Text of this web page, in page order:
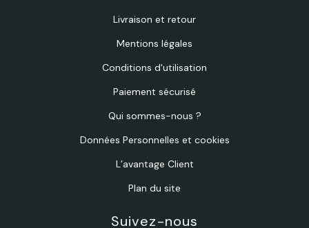
Livraison et retour
Mentions légales
Conditions d'utilisation
Paiement sécurisé
Qui sommes-nous ?
Données Personnelles et cookies
L’avantage Client
Plan du site
Suivez-nous